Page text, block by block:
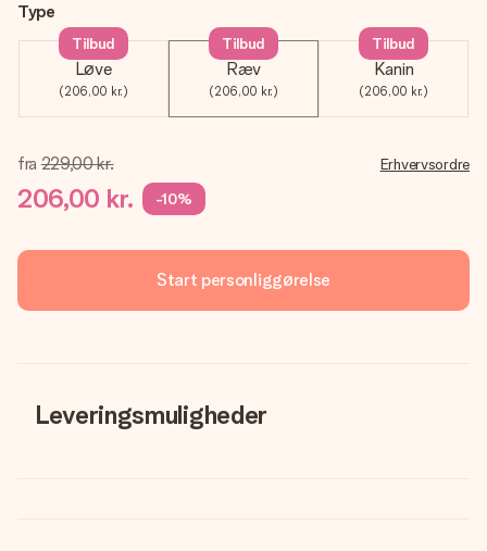
Type
Løve
(206,00 kr.)
Tilbud
Ræv
(206,00 kr.)
Tilbud
Kanin
(206,00 kr.)
Tilbud
fra 229,00 kr.
206,00 kr. -10%
Erhvervsordre
Start personliggørelse
Leveringsmuligheder